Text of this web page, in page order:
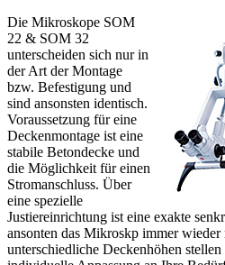
Die Mikroskope SOM
22 & SOM 32
unterscheiden sich nur in
der Art der Montage
bzw. Befestigung und
sind ansonsten identisch.
Voraussetzung für eine
Deckenmontage ist eine
stabile Betondecke und
die Möglichkeit für einen
Stromanschluss. Über
eine spezielle
Justiereinrichtung ist eine exakte
ansonten das Mikroskp immer
unterschiedliche Deckenhöhen